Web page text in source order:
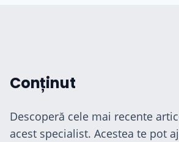
Conținut
Descoperă cele mai recente
acest specialist. Acestea te pot